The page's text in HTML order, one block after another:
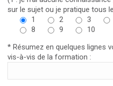
sur le sujet ou je pratique tous
1
2 3
8
9
10
* Résumez en quelques lignes
vis-à-vis de la formation :